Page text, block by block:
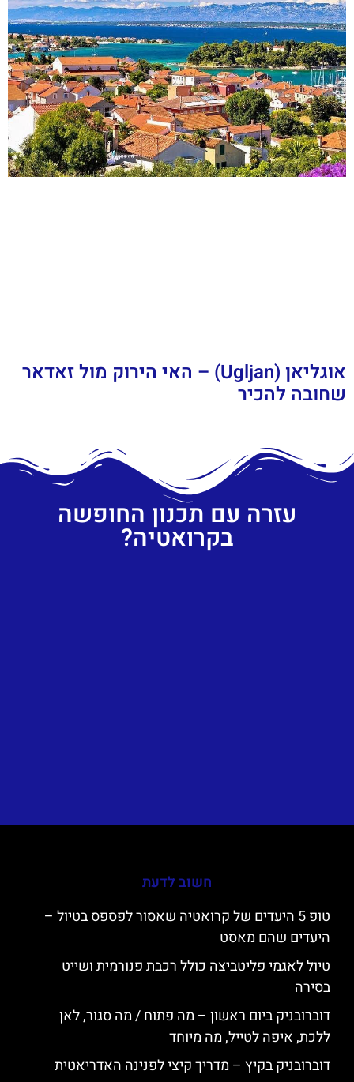
אוגליאן (Ugljan) – האי הירוק מול זאדאר
שחובה להכיר
עזרה עם תכנון החופשה
בקרואטיה?
חשוב לדעת
טופ 5 היעדים של קרואטיה שאסור לפספס בטיול –
היעדים שהם מאסט
טיול לאגמי פליטביצה כולל רכבת פנורמית ושייט
בסירה
דוברובניק ביום ראשון – מה פתוח / מה סגור, לאן
ללכת, איפה לטייל, מה מיוחד
דוברובניק בקיץ – מדריך קיצי לפנינה האדריאטית